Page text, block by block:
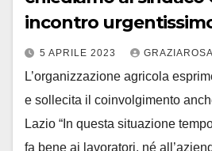
incontro
5 APRILE 2023
L’organizzazione agricola
e sollecita il coinvolgimento
Lazio “In questa situazione
fa bene ai lavoratori, né